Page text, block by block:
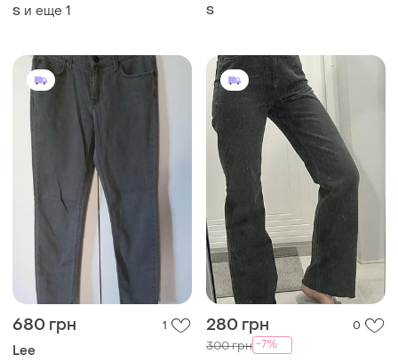
S и еще 1 S
680 грн 1
Lee
280 грн 0
300 грн -7%